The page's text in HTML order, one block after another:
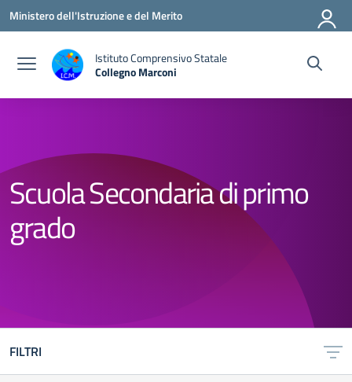
Vai ai contenuti
Vai al menu di navigazione
Vai al footer
Ministero dell'Istruzione e del Merito
Istituto Comprensivo Statale
Collegno Marconi
Scuola Secondaria di primo
grado
FILTRI